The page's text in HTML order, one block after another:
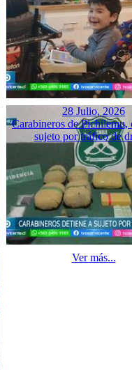
28 Julio, 2026
Carabineros de Pichilemu,
sujeto por tráfico de
Ver más...